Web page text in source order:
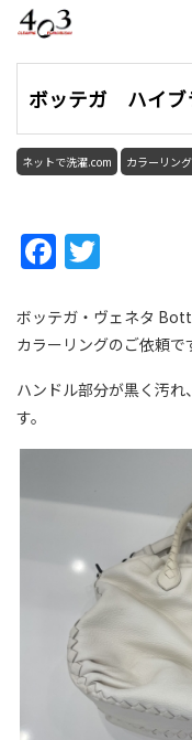
ボッテガ ハイブ
ネットで洗濯.com カラーリング
Facebook
ボッテガ・ヴェネタ
カラーリングのご依頼で
ハンドル部分が黒く汚
す。